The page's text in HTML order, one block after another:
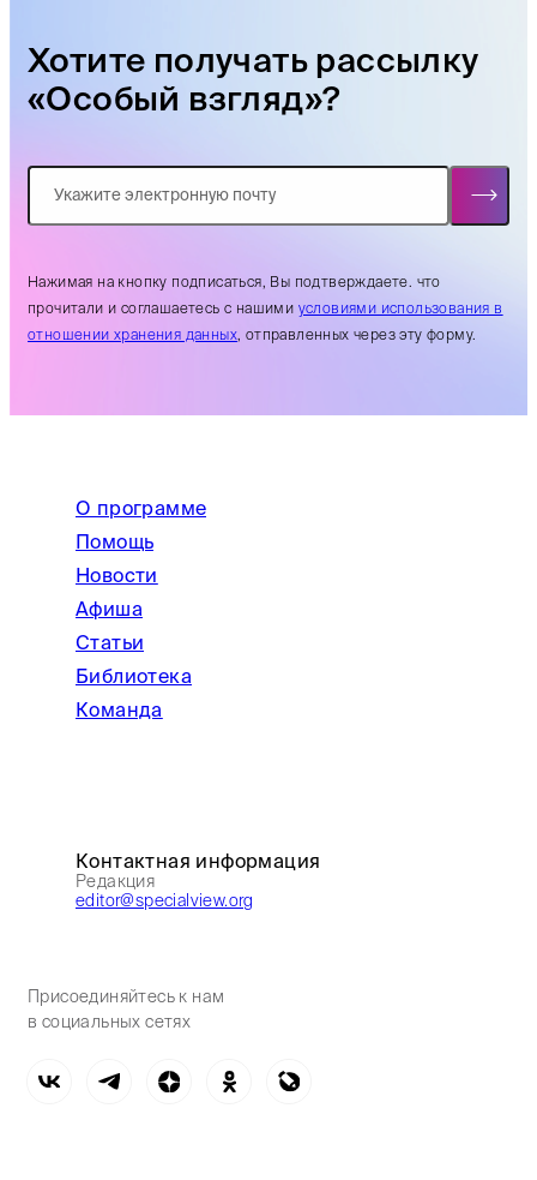
Хотите получать рассылку
«Особый взгляд»?
Нажимая на кнопку подписаться, Вы подтверждаете. что
прочитали и соглашаетесь с нашими условиями использования в
отношении хранения данных, отправленных через эту форму.
О программе
Помощь
Новости
Афиша
Статьи
Библиотека
Команда
Контактная информация
Редакция
editor@specialview.org
Присоединяйтесь к нам
в социальных сетях